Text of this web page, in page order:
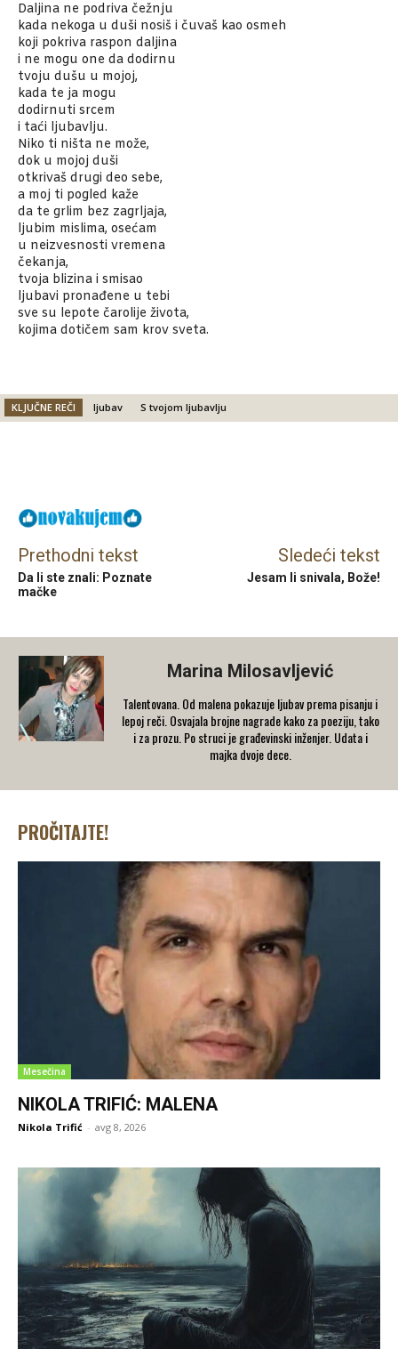
Daljina ne podriva čežnju
kada nekoga u duši nosiš i čuvaš kao osmeh
koji pokriva raspon daljina
i ne mogu one da dodirnu
tvoju dušu u mojoj,
kada te ja mogu
dodirnuti srcem
i taći ljubavlju.
Niko ti ništa ne može,
dok u mojoj duši
otkrivaš drugi deo sebe,
a moj ti pogled kaže
da te grlim bez zagrljaja,
ljubim mislima, osećam
u neizvesnosti vremena
čekanja,
tvoja blizina i smisao
ljubavi pronađene u tebi
sve su lepote čarolije života,
kojima dotičem sam krov sveta.
KLJUČNE REČI ljubav S tvojom ljubavlju
Prethodni tekst
Da li ste znali: Poznate
mačke
Sledeći tekst
Jesam li snivala, Bože!
Marina Milosavljević
Talentovana. Od malena pokazuje ljubav prema pisanju i
lepoj reči. Osvajala brojne nagrade kako za poeziju, tako
i za prozu. Po struci je građevinski inženjer. Udata i
majka dvoje dece.
PROČITAJTE!
Mesečina
NIKOLA TRIFIĆ: MALENA
Nikola Trifić - avg 8, 2026